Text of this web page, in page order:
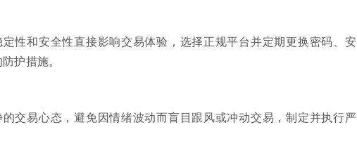
性和安全性直接影响交易体验，选择正规平台并定期更换密码、安
护措施。
交易心态，避免因情绪波动而盲目跟风或冲动交易，制定并执行严